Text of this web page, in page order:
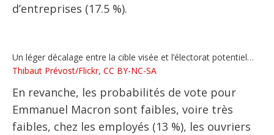
d’entreprises (17.5 %).
Un léger décalage entre la cible visée et l’électorat potentiel…
Thibaut Prévost/Flickr, CC BY-NC-SA
En revanche, les probabilités de vote pour
Emmanuel Macron sont faibles, voire très
faibles, chez les employés (13 %), les ouvriers